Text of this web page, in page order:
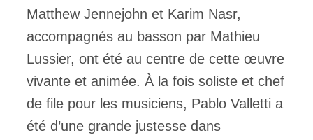
Matthew Jennejohn et Karim Nasr,
accompagnés au basson par Mathieu
Lussier, ont été au centre de cette œuvre
vivante et animée. À la fois soliste et chef
de file pour les musiciens, Pablo Valletti a
été d’une grande justesse dans